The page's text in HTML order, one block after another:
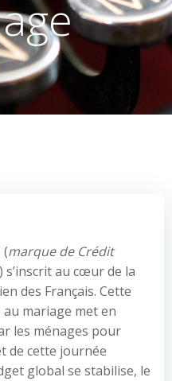
marque de Crédit
) s’inscrit au cœur de la
des Français. Cette
mariage met en
les ménages pour
de cette journée
global se stabilise, le